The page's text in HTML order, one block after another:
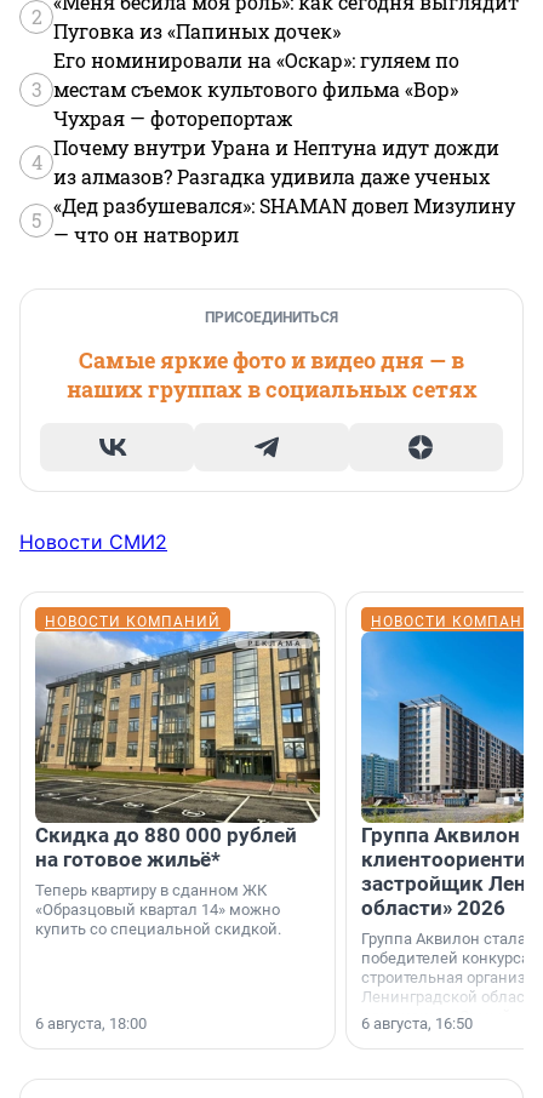
2
Пуговка из «Папиных дочек»
3
Его номинировали на «Оскар»: гуляем по
местам съемок культового фильма «Вор»
Чухрая — фоторепортаж
4
Почему внутри Урана и Нептуна идут дожди
из алмазов? Разгадка удивила даже ученых
5
«Дед разбушевался»: SHAMAN довел Мизулину
— что он натворил
ПРИСОЕДИНИТЬСЯ
Самые яркие фото и видео дня — в
наших группах в социальных сетях
Новости СМИ2
НОВОСТИ КОМПАНИЙ
Скидка до 880 000 рублей
на готовое жильё*
Теперь квартиру в сданном ЖК
«Образцовый квартал 14» можно
купить со специальной скидкой.
6 августа, 18:00
НОВОСТИ
Группа Аквилон
застройщик
области» 2026
Группа Аквилон стала
победителей конкурса
строительная
Ленинградской области
номинации «Самый
застройщик
области».
6 августа, 16:50